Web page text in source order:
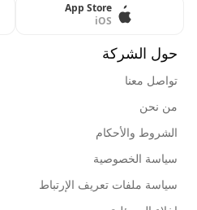
App Store
iOS
حول الشركة
تواصل معنا
من نحن
الشروط والأحكام
سياسة الخصوصية
سياسة ملفات تعريف الإرتباط